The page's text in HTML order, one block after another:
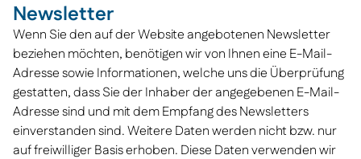
Newsletter
Wenn Sie den auf der Website angebotenen Newsletter
beziehen möchten, benötigen wir von Ihnen eine E-Mail-
Adresse sowie Informationen, welche uns die Überprüfung
gestatten, dass Sie der Inhaber der angegebenen E-Mail-
Adresse sind und mit dem Empfang des Newsletters
einverstanden sind. Weitere Daten werden nicht bzw. nur
auf freiwilliger Basis erhoben. Diese Daten verwenden wir